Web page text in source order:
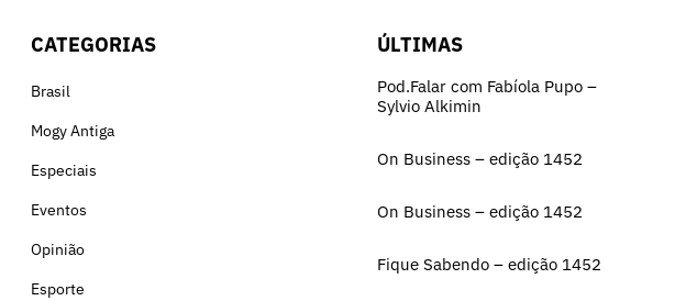
CATEGORIAS
Brasil
Mogy Antiga
Especiais
Eventos
Opinião
Esporte
ÚLTIMAS
Pod.Falar com Fabíola Pupo –
Sylvio Alkimin
On Business – edição 1452
On Business – edição 1452
Fique Sabendo – edição 1452